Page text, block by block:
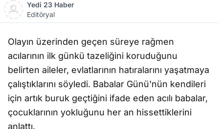
Yedi 23 Haber
Editöryal
Olayın üzerinden geçen süreye rağmen
acılarının ilk günkü tazeliğini koruduğunu
belirten aileler, evlatlarının hatıralarını yaşatmaya
çalıştıklarını söyledi. Babalar Günü'nün kendileri
için artık buruk geçtiğini ifade eden acılı babalar,
çocuklarının yokluğunu her an hissettiklerini
anlattı.